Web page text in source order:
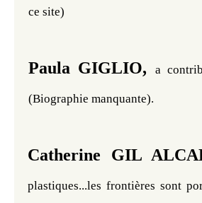
ce site)
Paula GIGLIO, a
(Biographie manquante).
Catherine GIL
plastiques...les frontières sont